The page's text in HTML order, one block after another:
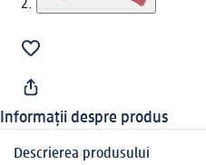
Informații despre produs
Descrierea produsului